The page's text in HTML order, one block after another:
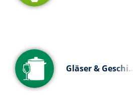
Gläser & Geschi…